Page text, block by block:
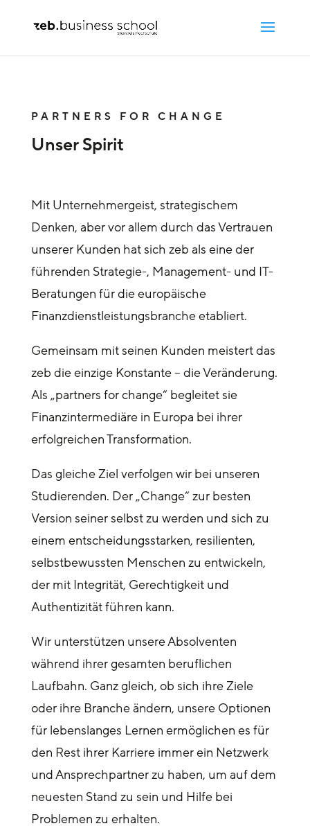
PARTNERS FOR CHANGE
Unser Spirit
Mit Unternehmergeist, strategischem
Denken, aber vor allem durch das Vertrauen
unserer Kunden hat sich zeb als eine der
führenden Strategie-, Management- und IT-
Beratungen für die europäische
Finanzdienstleistungsbranche etabliert.
Gemeinsam mit seinen Kunden meistert das
zeb die einzige Konstante – die Veränderung.
Als „partners for change“ begleitet sie
Finanzintermediäre in Europa bei ihrer
erfolgreichen Transformation.
Das gleiche Ziel verfolgen wir bei unseren
Studierenden. Der „Change“ zur besten
Version seiner selbst zu werden und sich zu
einem entscheidungsstarken, resilienten,
selbstbewussten Menschen zu entwickeln,
der mit Integrität, Gerechtigkeit und
Authentizität führen kann.
Wir unterstützen unsere Absolventen
während ihrer gesamten beruflichen
Laufbahn. Ganz gleich, ob sich ihre Ziele
oder ihre Branche ändern, unsere Optionen
für lebenslanges Lernen ermöglichen es für
den Rest ihrer Karriere immer ein Netzwerk
und Ansprechpartner zu haben, um auf dem
neuesten Stand zu sein und Hilfe bei
Problemen zu erhalten.